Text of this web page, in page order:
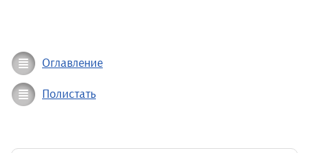
Оглавление
Полистать